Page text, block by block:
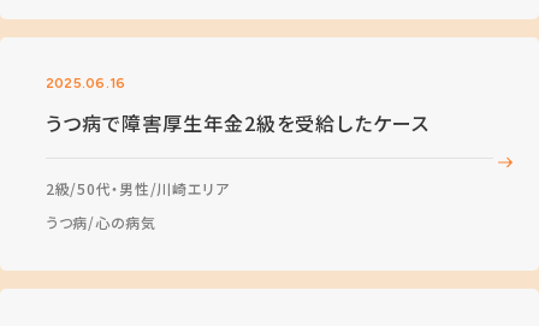
2025.06.16
うつ病で障害厚生年金2級を受給したケース
2級 50代・男性 川崎エリア
うつ病 心の病気